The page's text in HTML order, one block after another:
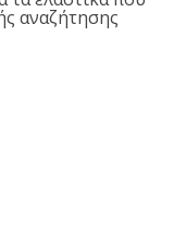
αναζήτησης